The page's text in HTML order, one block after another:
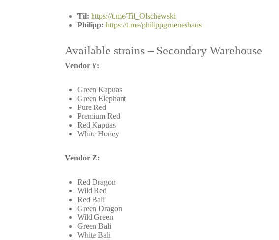
Til: https://t.me/Til_Olschewski
Philipp: https://t.me/philippgrueneshaus
Available strains – Secondary Warehouse
Vendor Y:
Green Kapuas
Green Elephant
Pure Red
Premium Red
Red Kapuas
White Honey
Vendor Z:
Red Dragon
Wild Red
Red Bali
Green Dragon
Wild Green
Green Bali
White Bali